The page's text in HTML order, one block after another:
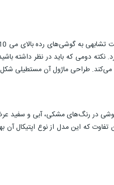
که این مدل از نوع اپتیکال